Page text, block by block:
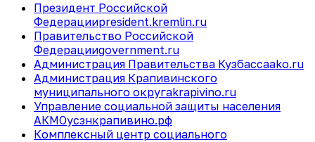
Президент Российской
Федерацииpresident.kremlin.ru
Правительство Российской
Федерацииgovernment.ru
Администрация Правительства Кузбассаako.ru
Администрация Крапивинского
муниципального округаkrapivino.ru
Управление социальной защиты населения
АКМОусзнкрапивино.рф
Комплексный центр социального